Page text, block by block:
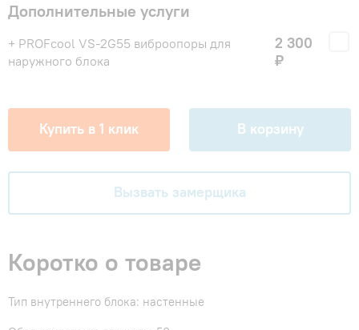
Дополнительные услуги
+ PROFcool VS-2G55 виброопоры для
наружного блока
2 300
₽
Купить в 1 клик В корзину
Вызвать замерщика
Коротко о товаре
Тип внутреннего блока: настенные